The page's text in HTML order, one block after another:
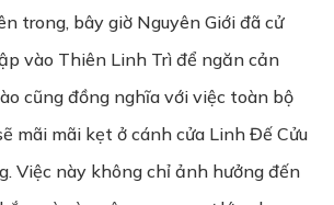
trong, bây giờ Nguyên Giới đã cử
vào Thiên Linh Trì để ngăn cản
cũng đồng nghĩa với việc toàn bộ
mãi mãi kẹt ở cánh cửa Linh Đế Cửu
Việc này không chỉ ảnh hưởng đến